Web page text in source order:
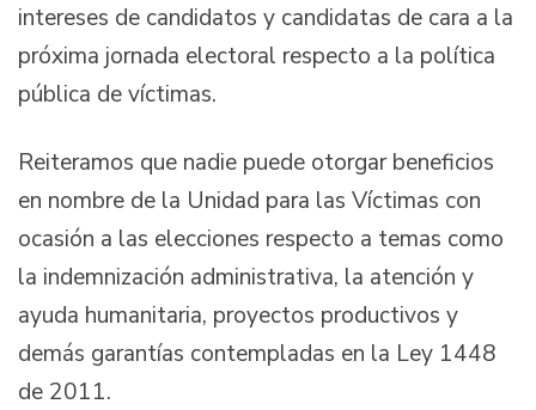
intereses de candidatos y candidatas de cara a la
próxima jornada electoral respecto a la política
pública de víctimas.
Reiteramos que nadie puede otorgar beneficios
en nombre de la Unidad para las Víctimas con
ocasión a las elecciones respecto a temas como
la indemnización administrativa, la atención y
ayuda humanitaria, proyectos productivos y
demás garantías contempladas en la Ley 1448
de 2011.